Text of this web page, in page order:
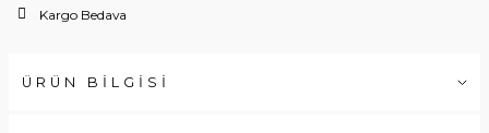
Kargo Bedava
ÜRÜN BİLGİSİ